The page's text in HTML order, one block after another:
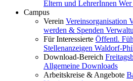
Eltern und LehrerInnen
Campus
Verein Vereinsorganisation
werden & Spenden
Für Interessierte Öffentl.
Stellenanzeigen Waldorf-
Download-Bereich
Allgemeine Downloads
Arbeitskreise & Angebote